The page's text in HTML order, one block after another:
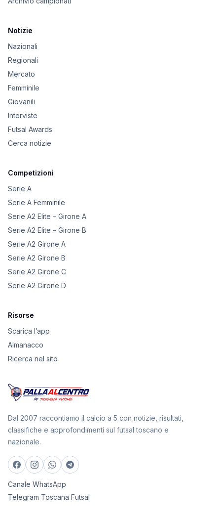
Notizie
Nazionali
Regionali
Mercato
Femminile
Giovanili
Interviste
Futsal Awards
Cerca notizie
Competizioni
Serie A
Serie A Femminile
Serie A2 Elite – Girone A
Serie A2 Elite – Girone B
Serie A2 Girone A
Serie A2 Girone B
Serie A2 Girone C
Serie A2 Girone D
Risorse
Scarica l’app
Almanacco
Ricerca nel sito
Dal 2007 raccontiamo il calcio a 5 con notizie, risultati,
classifiche e approfondimenti sul futsal toscano e
nazionale.
Canale WhatsApp
Telegram Toscana Futsal